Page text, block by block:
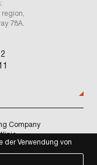
region,
78A.
Company
der Verwendung von